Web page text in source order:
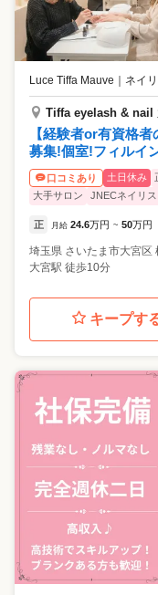
Luce Tiffa Mauve ｜ ネイ
Tiffa eyelash & nail
【経験者or有資格
募集!個室!フィルイ
口コミあり 土日休み
大手サロン
JNECネイリス
正 月給 24.6万円 ~ 50万円
埼玉県 さいたま市大宮区
大宮駅 徒歩10分
キープす